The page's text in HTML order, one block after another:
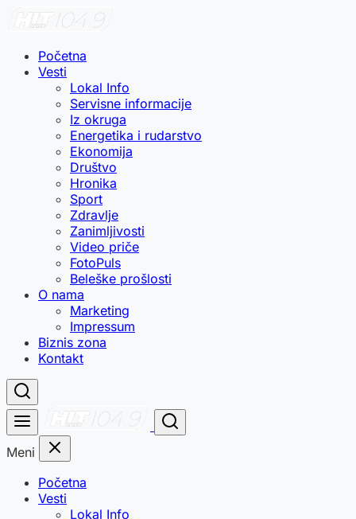
Početna
Vesti
Lokal Info
Servisne informacije
Iz okruga
Energetika i rudarstvo
Ekonomija
Društvo
Hronika
Sport
Zdravlje
Zanimljivosti
Video priče
FotoPuls
Beleške prošlosti
O nama
Marketing
Impressum
Biznis zona
Kontakt
Meni
Početna
Vesti
Lokal Info